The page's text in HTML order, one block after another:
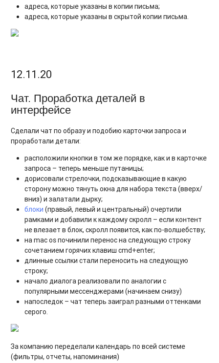
адреса, которые указаны в копии письма;
адреса, которые указаны в скрытой копии письма.
12.11.20
Чат. Проработка деталей в
интерфейсе
Сделали чат по образу и подобию карточки запроса и
проработали детали:
расположили кнопки в том же порядке, как и в карточке
запроса – теперь меньше путаницы;
дорисовали стрелочки, подсказывающие в какую
сторону можно тянуть окна для набора текста (вверх/
вниз) и залатали дырку;
блоки (правый, левый и центральный) очертили
рамками и добавили к каждому скролл – если контент
не влезает в блок, скролл появится, как по-волшебству;
на mac os починили перенос на следующую строку
сочетанием горячих клавиш cmd+enter;
длинные ссылки стали переносить на следующую
строку;
начало диалога реализовали по аналогии с
популярными мессенджерами (начинаем снизу)
напоследок – чат теперь заиграл разными оттенками
серого.
За компанию переделали календарь по всей системе
(фильтры, отчеты, напоминания)